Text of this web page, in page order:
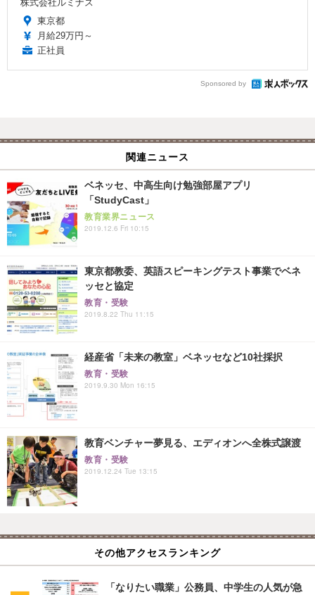
株式会社ルミナス
東京都
月給29万円～
正社員
Sponsored by
関連ニュース
ベネッセ、中高生向け勉強部屋アプリ
「StudyCast」
教育業界ニュース
2019.12.6 Fri 10:15
東京都教委、英語スピーキングテスト事業でベネ
ッセと協定
教育・受験
2019.8.22 Thu 11:15
経産省「未来の教室」ベネッセなど10社採択
教育・受験
2019.9.30 Mon 16:15
教育ベンチャー夢見る、エディオンへ全株式譲渡
教育・受験
2019.12.24 Tue 13:15
その他アクセスランキング
「なりたい職業」公務員、中学生の人気が急